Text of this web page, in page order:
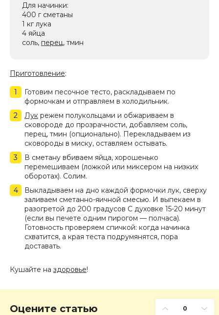
Для начинки:
400 г сметаны
1 кг лука
4 яйца
соль, перец, тмин
Приготовление:
Готовим песочное тесто, раскладываем по
формочкам и отправляем в холодильник.
Лук режем полукольцами и обжариваем в
сковороде до прозрачности, добавляем соль,
перец, тмин (опционально). Перекладываем из
сковороды в миску, оставляем остывать.
В сметану вбиваем яйца, хорошенько
перемешиваем (ложкой или миксером на низких
оборотах). Солим.
Выкладываем на дно каждой формочки лук, сверху
заливаем сметанно-яичной смесью. И выпекаем в
разогретой до 200 градусов С духовке 15-20 минут
(если вы печете одним пирогом — полчаса).
Готовность проверяем спичкой: когда начинка
схватится, а края теста подрумянятся, пора
доставать.
Кушайте на здоровье!
Оцените статью 0